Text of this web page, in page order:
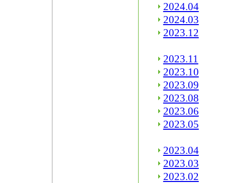
2024.04
2024.03
2023.12
2023.11
2023.10
2023.09
2023.08
2023.06
2023.05
2023.04
2023.03
2023.02